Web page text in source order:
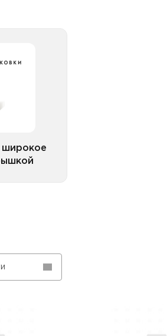
широкое
крышкой
белые
широкое
с крышкой
категории